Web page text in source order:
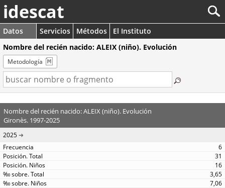
idescat
Datos Servicios Métodos
El Instituto
Nombre del recién nacido: ALEIX (niño). Evolución
Metodología
Nombre del recién nacido: ALEIX (niño). Evolución
Gironès. 1997-2025
2025
6
31
16
3,65
7,06